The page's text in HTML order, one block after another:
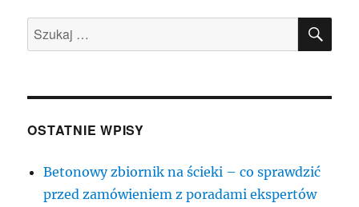
Szukaj:
OSTATNIE WPISY
Betonowy zbiornik na ścieki – co sprawdzić
przed zamówieniem z poradami ekspertów